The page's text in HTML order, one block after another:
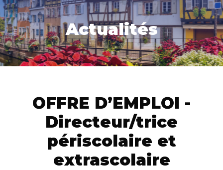
Actualités
Vous êtes ici :
Accueil
OFFRE D’EMPLOI -
Directeur/trice
périscolaire et
extrascolaire